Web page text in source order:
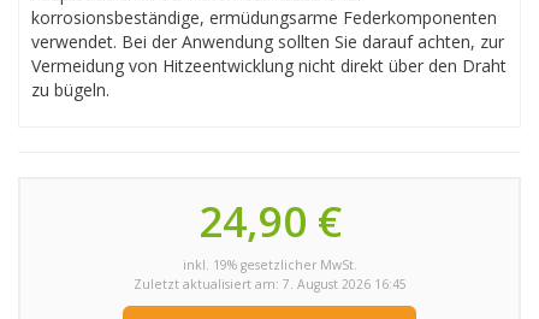
korrosionsbeständige, ermüdungsarme Federkomponenten
verwendet. Bei der Anwendung sollten Sie darauf achten, zur
Vermeidung von Hitzeentwicklung nicht direkt über den Draht
zu bügeln.
24,90 €
inkl. 19% gesetzlicher MwSt.
Zuletzt aktualisiert am: 7. August 2026 16:45